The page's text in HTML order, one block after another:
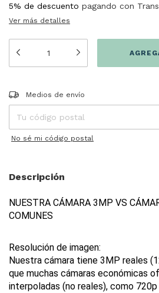
5% de descuento pagando con
Ver más detalles
Entregas para el CP:
Medios de envío
No sé mi código postal
Descripción
NUESTRA CÁMARA 3MP VS
COMUNES
Resolución de imagen:
Nuestra cámara tiene 3MP reales
que muchas cámaras económicas
interpoladas (no reales), como